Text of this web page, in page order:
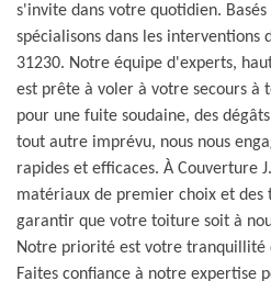
s'invite dans votre quotidien. Basés
spécialisons dans les interventions
31230. Notre équipe d'experts,
est prête à voler à votre secours à
pour une fuite soudaine, des
tout autre imprévu, nous nous
rapides et efficaces. À Couverture
matériaux de premier choix et des
garantir que votre toiture soit à
Notre priorité est votre tranquillité
Faites confiance à notre expertise